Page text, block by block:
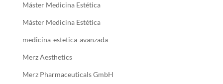
Máster Medicina Estética
Máster Medicina Estética
medicina-estetica-avanzada
Merz Aesthetics
Merz Pharmaceuticals GmbH